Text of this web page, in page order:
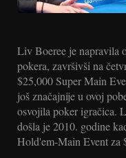
Liv Boeree je napravila
pokera, završivši na
$25,000 Super Main
još značajnije u ovoj
osvojila poker igračica.
došla je 2010. godine
Hold'em-Main Event za